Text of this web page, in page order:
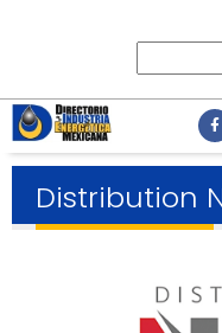
Distribution